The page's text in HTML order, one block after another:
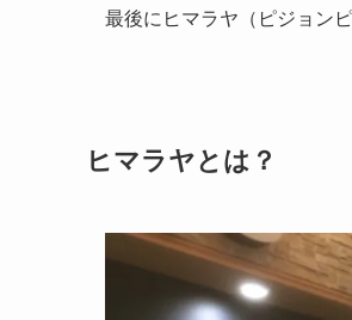
最後にヒマラヤ（ピジョン
ヒマラヤとは？